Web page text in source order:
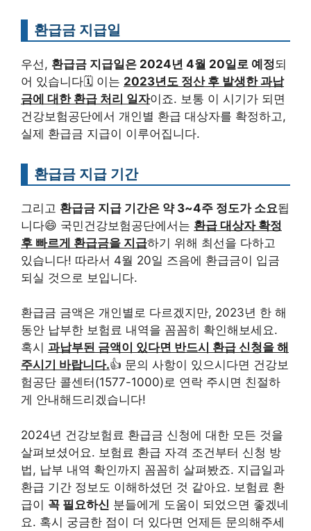
환급금 지급일
우선, 환급금 지급일은 2024년 4월 20일로 예정되
어 있습니다🗓️ 이는 2023년도 정산 후 발생한 과납
금에 대한 환급 처리 일자이죠. 보통 이 시기가 되면
건강보험공단에서 개인별 환급 대상자를 확정하고,
실제 환급금 지급이 이루어집니다.
환급금 지급 기간
그리고 환급금 지급 기간은 약 3~4주 정도가 소요됩
니다😄 국민건강보험공단에서는 환급 대상자 확정
후 빠르게 환급금을 지급하기 위해 최선을 다하고
있습니다! 따라서 4월 20일 즈음에 환급금이 입금
되실 것으로 보입니다.
환급금 금액은 개인별로 다르겠지만, 2023년 한 해
동안 납부한 보험료 내역을 꼼꼼히 확인해보세요.
혹시 과납부된 금액이 있다면 반드시 환급 신청을 해
주시기 바랍니다.👍 문의 사항이 있으시다면 건강보
험공단 콜센터(1577-1000)로 연락 주시면 친절하
게 안내해드리겠습니다!
2024년 건강보험료 환급금 신청에 대한 모든 것을
살펴보셨어요. 보험료 환급 자격 조건부터 신청 방
법, 납부 내역 확인까지 꼼꼼히 살펴봤죠. 지급일과
환급 기간 정보도 이해하셨던 것 같아요. 보험료 환
급이 꼭 필요하신 분들에게 도움이 되었으면 좋겠네
요. 혹시 궁금한 점이 더 있다면 언제든 문의해주세